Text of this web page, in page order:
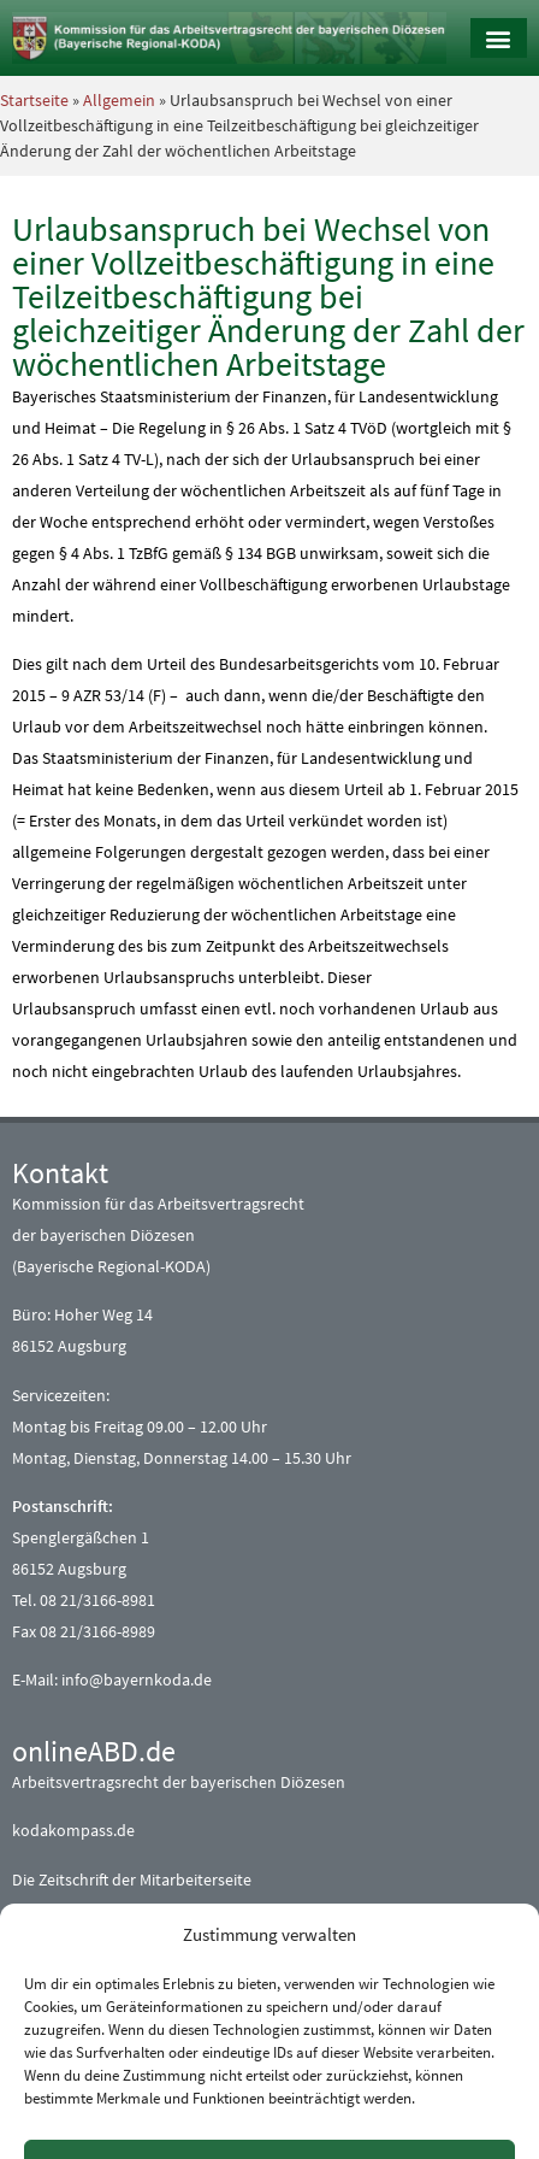
Zustimmung verwalten
Um dir ein optimales Erlebnis zu bieten, verwenden wir Technologien wie
Cookies, um Geräteinformationen zu speichern und/oder darauf
zuzugreifen. Wenn du diesen Technologien zustimmst, können wir Daten
wie das Surfverhalten oder eindeutige IDs auf dieser Website verarbeiten.
Wenn du deine Zustimmung nicht erteilst oder zurückziehst, können
bestimmte Merkmale und Funktionen beeinträchtigt werden.
Startseite »Allgemein » Urlaubsanspruch bei Wechsel von einer
Vollzeitbeschäftigung in eine Teilzeitbeschäftigung bei gleichzeitiger
Änderung der Zahl der wöchentlichen Arbeitstage
Urlaubsanspruch bei Wechsel von
einer Vollzeitbeschäftigung in eine
Teilzeitbeschäftigung bei
gleichzeitiger Änderung der Zahl der
wöchentlichen Arbeitstage
Bayerisches Staatsministerium der Finanzen, für Landesentwicklung
und Heimat – Die Regelung in § 26 Abs. 1 Satz 4 TVöD (wortgleich mit §
26 Abs. 1 Satz 4 TV-L), nach der sich der Urlaubsanspruch bei einer
anderen Verteilung der wöchentlichen Arbeitszeit als auf fünf Tage in
der Woche entsprechend erhöht oder vermindert, wegen Verstoßes
gegen § 4 Abs. 1 TzBfG gemäß § 134 BGB unwirksam, soweit sich die
Anzahl der während einer Vollbeschäftigung erworbenen Urlaubstage
mindert.
Dies gilt nach dem Urteil des Bundesarbeitsgerichts vom 10. Februar
2015 – 9 AZR 53/14 (F) – auch dann, wenn die/der Beschäftigte den
Urlaub vor dem Arbeitszeitwechsel noch hätte einbringen können.
Das Staatsministerium der Finanzen, für Landesentwicklung und
Heimat hat keine Bedenken, wenn aus diesem Urteil ab 1. Februar 2015
(= Erster des Monats, in dem das Urteil verkündet worden ist)
allgemeine Folgerungen dergestalt gezogen werden, dass bei einer
Verringerung der regelmäßigen wöchentlichen Arbeitszeit unter
gleichzeitiger Reduzierung der wöchentlichen Arbeitstage eine
Verminderung des bis zum Zeitpunkt des Arbeitszeitwechsels
erworbenen Urlaubsanspruchs unterbleibt. Dieser
Urlaubsanspruch umfasst einen evtl. noch vorhandenen Urlaub aus
vorangegangenen Urlaubsjahren sowie den anteilig entstandenen und
noch nicht eingebrachten Urlaub des laufenden Urlaubsjahres.
Kontakt
Kommission für das Arbeitsvertragsrecht
der bayerischen Diözesen
(Bayerische Regional-KODA)
Büro: Hoher Weg 14
86152 Augsburg
Servicezeiten:
Montag bis Freitag 09.00 – 12.00 Uhr
Montag, Dienstag, Donnerstag 14.00 – 15.30 Uhr
Postanschrift:
Spenglergäßchen 1
86152 Augsburg
Tel. 08 21/3166-8981
Fax 08 21/3166-8989
E-Mail: info@bayernkoda.de
onlineABD.de
Arbeitsvertragsrecht der bayerischen Diözesen
kodakompass.de
Die Zeitschrift der Mitarbeiterseite
Beteiligte (Erz-) Bistümer
Augsburg·Bamberg·Eichstätt
München und Freising·Passau
Regensburg
· Würzburg